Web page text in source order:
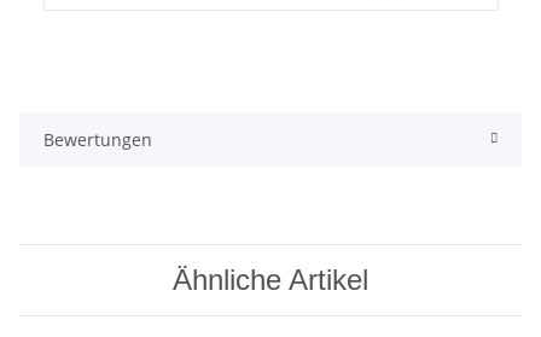
Bewertungen
Ähnliche Artikel